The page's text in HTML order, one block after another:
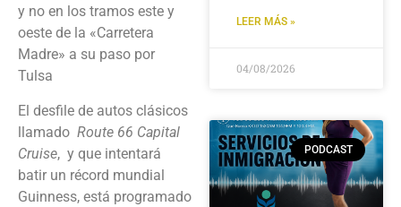
y no en los tramos este y
oeste de la «Carretera
Madre» a su paso por
Tulsa
El desfile de autos clásicos
llamado Route 66 Capital
Cruise, y que intentará
batir un récord mundial
Guinness, está programado
LEER MÁS »
04/08/2026
PODCAST